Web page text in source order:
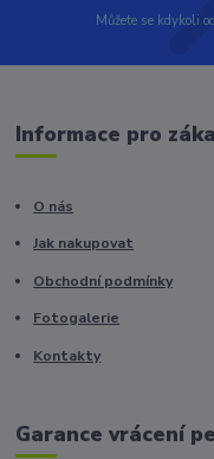
Můžete se kdykoli
Informace pro
O nás
Jak nakupovat
Obchodní podmínky
Fotogalerie
Kontakty
Garance vrácení